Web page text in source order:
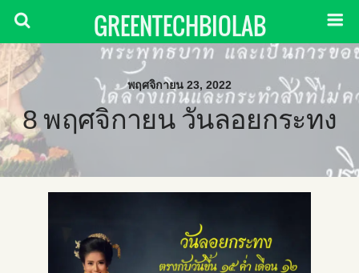
GREENTECHBIOLAB
พฤศจิกายน 23, 2022
8 พฤศจิกายน วันลอยกระทง